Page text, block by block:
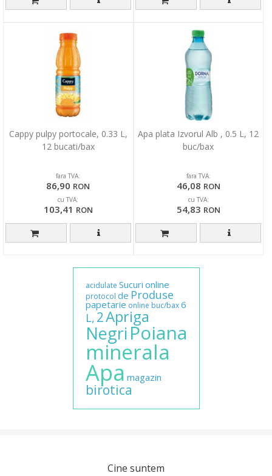
Cappy pulpy portocale, 0.33 L,
12 bucati/bax
fara TVA:
86,90 RON
cu TVA:
103,41 RON
Apa plata Izvorul Alb , 0.5 L, 12
buc/bax
fara TVA:
46,08 RON
cu TVA:
54,83 RON
acidulate Sucuri online
protocol de Produse
papetarie online buc/bax 6
L, 2Apriga
NegriPoiana
minerala
Apa magazin
birotica
Cine suntem